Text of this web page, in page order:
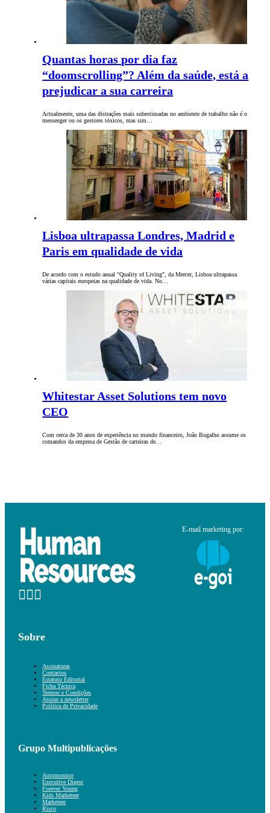
Quantas horas por dia faz
“doomscrolling”? Além da saúde, está a
prejudicar a sua carreira
Actualmente, uma das distrações mais subestimadas no ambiente de trabalho não é o
messenger ou os gestores tóxicos, mas sim…
Lisboa ultrapassa Londres, Madrid e
Paris em qualidade de vida
De acordo com o estudo anual "Quality of Living", da Mercer, Lisboa ultrapassa
várias capitais europeias na qualidade de vida. No…
Whitestar Asset Solutions tem novo
CEO
Com cerca de 30 anos de experiência no mundo financeiro, João Bugalho assume os
comandos da empresa de Gestão de carteiras de…
E-mail marketing por:
Sobre
Assinaturas
Contactos
Estatuto Editorial
Ficha Técnica
Termos e Condições
Assine a newsletter
Política de Privacidade
Grupo Multipublicações
Automonitor
Executive Digest
Forever Young
Kids Marketeer
Marketeer
Risco